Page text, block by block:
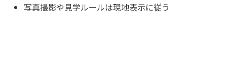
写真撮影や見学ルールは現地表示に従う